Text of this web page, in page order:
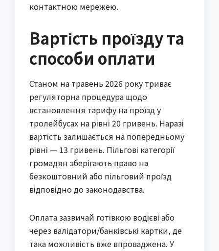
контактною мережею.
Вартість проїзду та
способи оплати
Станом на травень 2026 року триває
регуляторна процедура щодо
встановлення тарифу на проїзд у
тролейбусах на рівні 20 гривень. Наразі
вартість залишається на попередньому
рівні — 13 гривень. Пільгові категорії
громадян зберігають право на
безкоштовний або пільговий проїзд
відповідно до законодавства.
Оплата зазвичай готівкою водієві або
через валідатори/банківські картки, де
така можливість вже впроваджена. У